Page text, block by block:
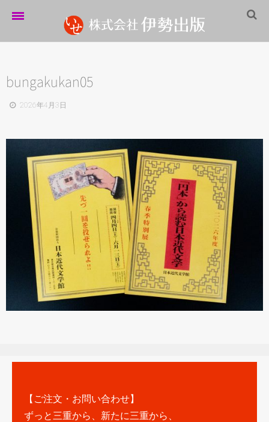
伊勢出版だより
営業案内
採用情報
パートナーシップ
お問い合わせ
サイトマップ
bungakukan05
2026年4月3日
【ご注文・お問い合わせ】
ずっと三重から、新たに三重から、